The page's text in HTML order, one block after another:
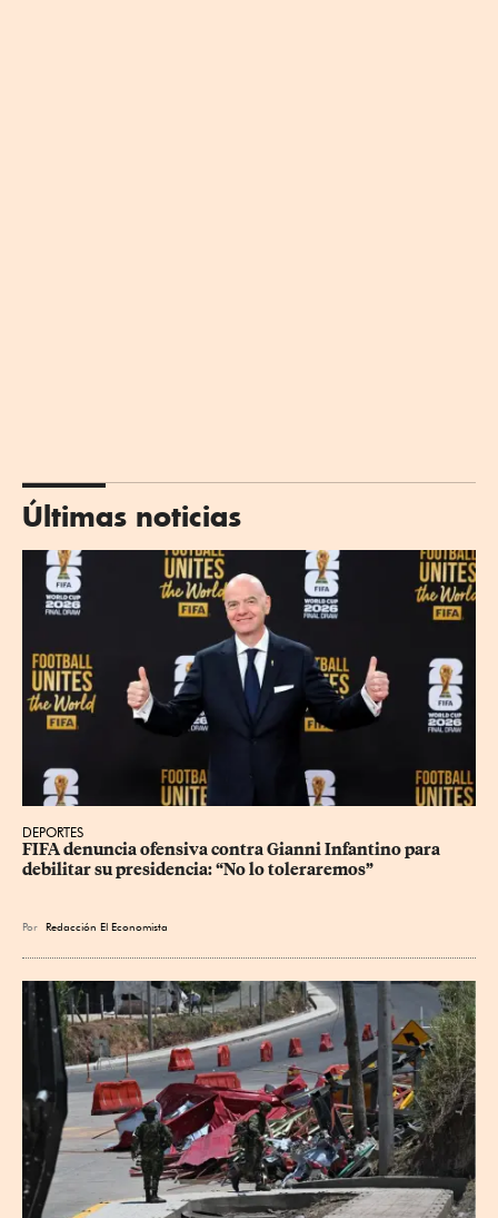
Últimas noticias
DEPORTES
FIFA denuncia ofensiva contra Gianni Infantino para
debilitar su presidencia: “No lo toleraremos”
Por Redacción El Economista